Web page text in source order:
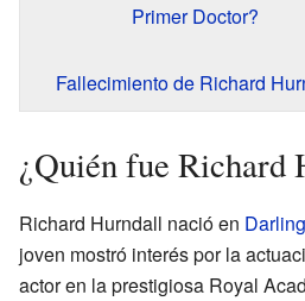
Primer Doctor?
Fallecimiento de Richard
¿Quién fue Richard
Richard Hurndall nació en
joven mostró interés por la
actor en la prestigiosa Royal